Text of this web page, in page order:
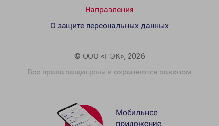
Направления
© ООО «ПЭК», 2026
Все права защищены и охраняются законом
О защите персональных данных